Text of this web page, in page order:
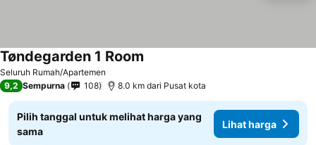
Seluruh Rumah/Apartemen
Tøndegarden 1 Room
9,2 Sempurna 108 8.0 km dari Pusat kota
Pilih tanggal untuk melihat harga yang
sama
Lihat harga